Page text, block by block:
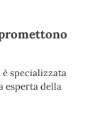
specializzata
esperta della